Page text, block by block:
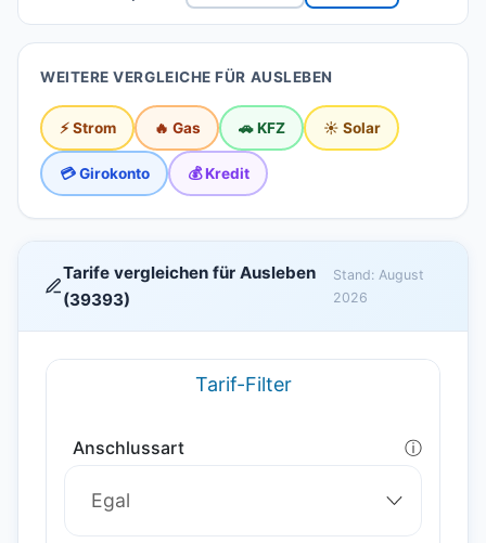
WEITERE VERGLEICHE FÜR AUSLEBEN
⚡ Strom 🔥 Gas 🚗 KFZ ☀️ Solar
💳 Girokonto 💰 Kredit
Tarife vergleichen für Ausleben
(39393)
Stand: August
2026